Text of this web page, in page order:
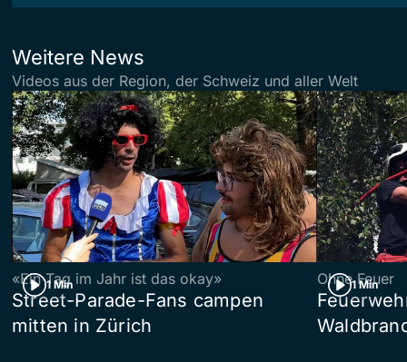
Weitere News
Videos aus der Region, der Schweiz und aller Welt
1 Min
«Ein Tag im Jahr ist das okay»
Street-Parade-Fans campen
mitten in Zürich
1 Min
Ohne Feuer